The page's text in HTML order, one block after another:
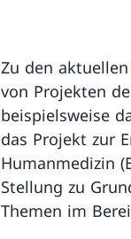
Zu den
von Projekten
beispielsweise
das Projekt zur
Humanmedizin
Stellung zu
Themen im